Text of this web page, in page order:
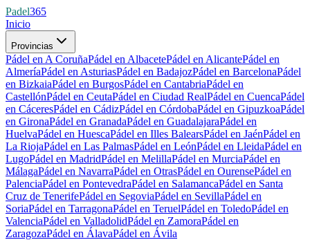
Padel365
Inicio
Provincias
Pádel en A CoruñaPádel en AlbacetePádel en AlicantePádel en
AlmeríaPádel en AsturiasPádel en BadajozPádel en BarcelonaPádel
en BizkaiaPádel en BurgosPádel en CantabriaPádel en
CastellónPádel en CeutaPádel en Ciudad RealPádel en CuencaPádel
en CáceresPádel en CádizPádel en CórdobaPádel en GipuzkoaPádel
en GironaPádel en GranadaPádel en GuadalajaraPádel en
HuelvaPádel en HuescaPádel en Illes BalearsPádel en JaénPádel en
La RiojaPádel en Las PalmasPádel en LeónPádel en LleidaPádel en
LugoPádel en MadridPádel en MelillaPádel en MurciaPádel en
MálagaPádel en NavarraPádel en OtrasPádel en OurensePádel en
PalenciaPádel en PontevedraPádel en SalamancaPádel en Santa
Cruz de TenerifePádel en SegoviaPádel en SevillaPádel en
SoriaPádel en TarragonaPádel en TeruelPádel en ToledoPádel en
ValenciaPádel en ValladolidPádel en ZamoraPádel en
ZaragozaPádel en ÁlavaPádel en Ávila